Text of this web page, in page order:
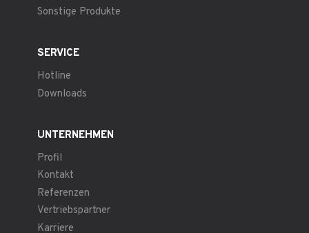
Sonstige Produkte
SERVICE
Hotline
Downloads
UNTERNEHMEN
Profil
Kontakt
Referenzen
Vertriebspartner
Karriere